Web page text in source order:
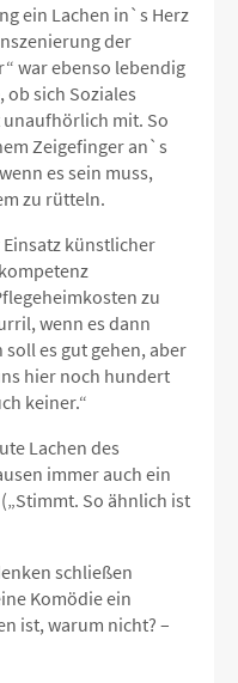
ein Lachen in`s Herz
der
war ebenso lebendig
sich Soziales
mit. So
Zeigefinger an`s
es sein muss,
zu rütteln.
künstlicher
zu
wenn es dann
es gut gehen, aber
hier noch hundert
keiner.“
Lachen des
immer auch ein
So ähnlich ist
schließen
Komödie ein
ist, warum nicht? –